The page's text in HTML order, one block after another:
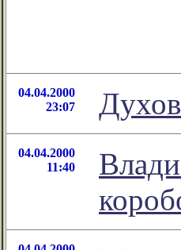
04.04.2000
23:07
04.04.2000
11:40